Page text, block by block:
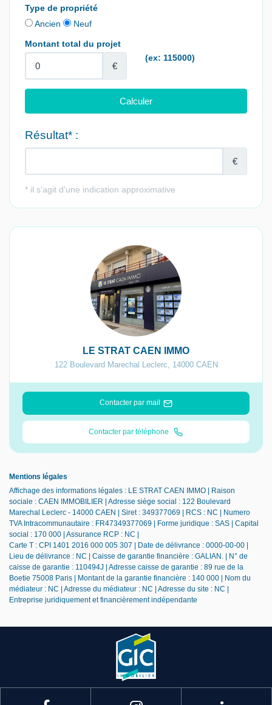
LE STRAT CAEN IMMO
122 Boulevard Marechal Leclerc, 14000 CAEN
Contacter par mail
Contacter par téléphone
Mentions légales
Affichage des informations légales : LE STRAT CAEN IMMO | Raison
sociale : CAEN IMMOBILIER | Adresse siège social : 122 Boulevard
Marechal Leclerc - 14000 CAEN | Siret : 349377069 | RCS : NC | Numero
TVA Intracommunautaire : FR47349377069 | Forme juridique : SAS | Capital
social : 170 000 | Assurance RCP : NC |
Carte T : CPI 1401 2016 000 005 307 | Date de délivrance : 0000-00-00 |
Lieu de délivrance : NC | Caisse de garantie financière : GALIAN. | N° de
caisse de garantie : 110494J | Adresse caisse de garantie : 89 rue de la
Boetie 75008 Paris | Montant de la garantie financière : 140 000 | Nom du
médiateur : NC | Adresse du médiateur : NC | Adresse du site : NC |
Entreprise juridiquement et financièrement indépendante